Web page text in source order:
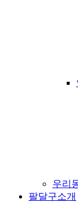
우리
팔달구소개